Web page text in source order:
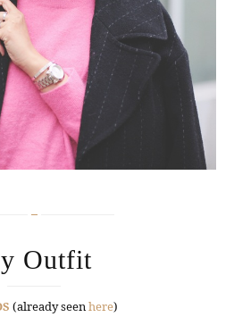
Outfit
(already seen here)